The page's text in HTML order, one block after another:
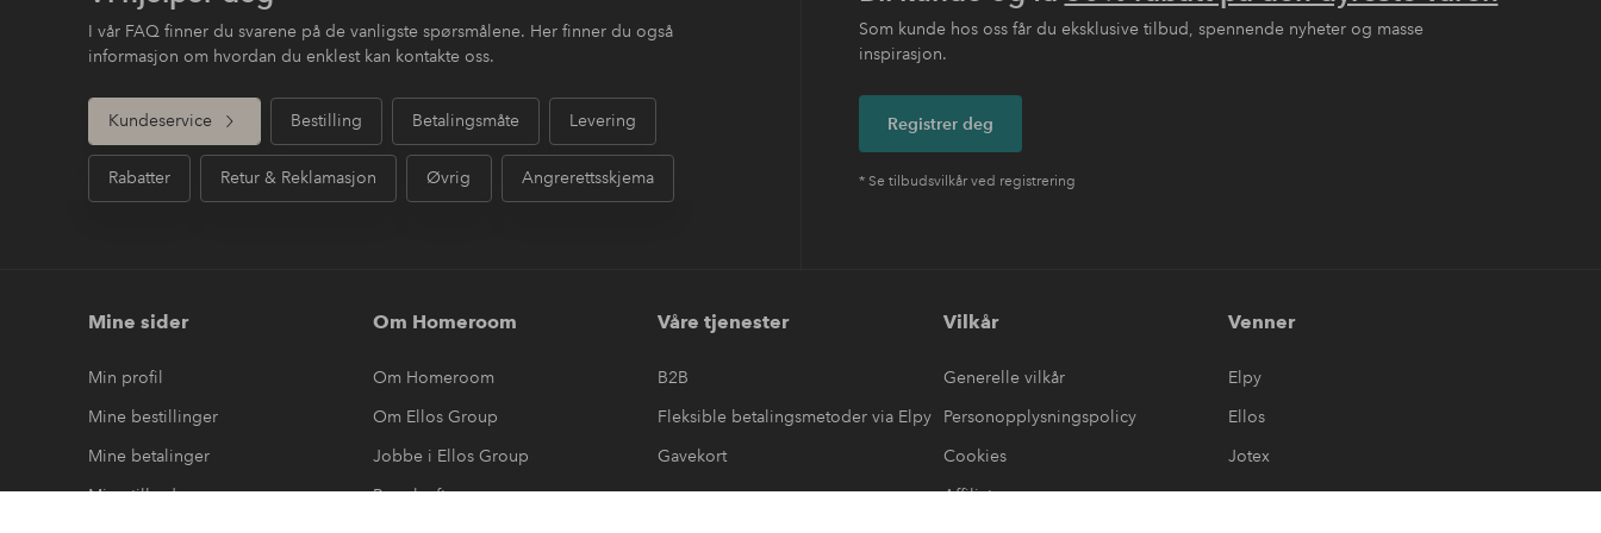
I vår FAQ finner du svarene på de vanligste spørsmålene. Her finner du også
informasjon om hvordan du enklest kan kontakte oss.
Kundeservice Bestilling Betalingsmåte Levering
Rabatter Retur & Reklamasjon Øvrig Angrerettsskjema
Som kunde hos oss får du eksklusive tilbud, spennende nyheter og masse
inspirasjon.
Registrer deg
* Se tilbudsvilkår ved registrering
Mine sider
Min profil
Mine bestillinger
Mine betalinger
Mine tilbud
Om Homeroom
Om Homeroom
Om Ellos Group
Jobbe i Ellos Group
Bærekraft
Våre tjenester
B2B
Fleksible betalingsmetoder via Elpy
Gavekort
Vilkår
Generelle vilkår
Personopplysningspolicy
Cookies
Affiliate
Venner
Elpy
Ellos
Jotex